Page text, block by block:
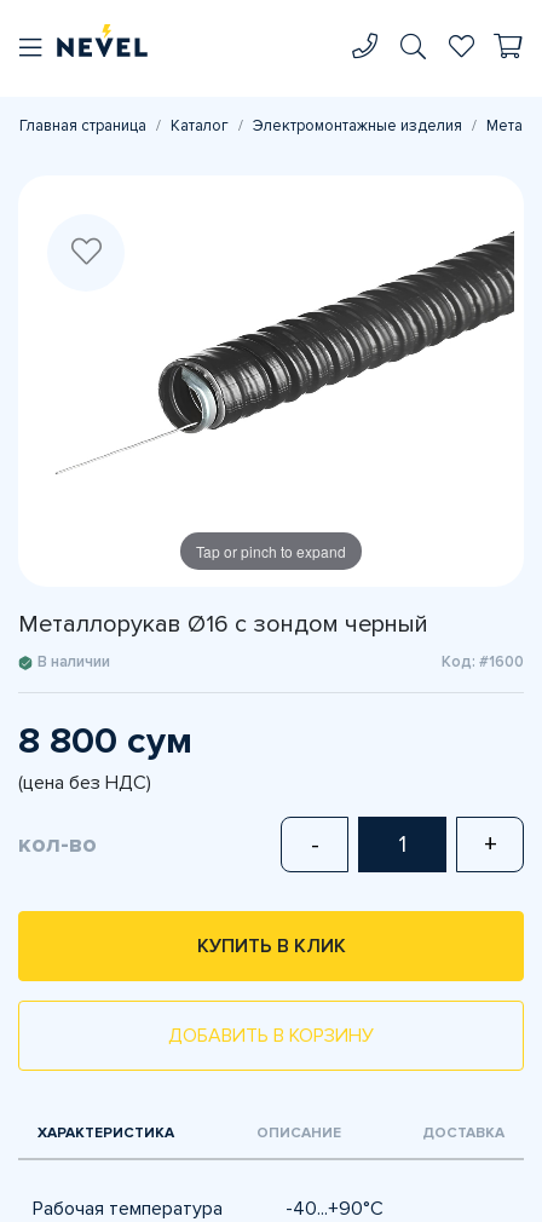
Главная страница Каталог Электромонтажные изделия
Tap or pinch to expand
Металлорукав Ø16 с зондом черный
В наличии Код: #1600
8 800 сум
(цена без НДС)
кол-во - +
КУПИТЬ В КЛИК
ДОБАВИТЬ В КОРЗИНУ
ХАРАКТЕРИСТИКА ОПИСАНИЕ ДОСТАВКА
Рабочая температура -40...+90°C